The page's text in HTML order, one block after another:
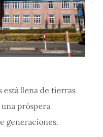
está llena de tierras
próspera
generaciones.